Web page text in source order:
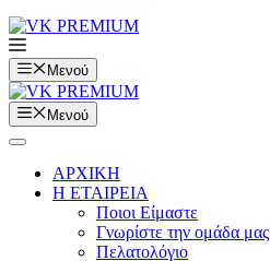
Μενού
Μενού
ΑΡΧΙΚΗ
Η ΕΤΑΙΡΕΙΑ
Ποιοι Είμαστε
Γνωρίστε την ομάδα μας
Πελατολόγιο